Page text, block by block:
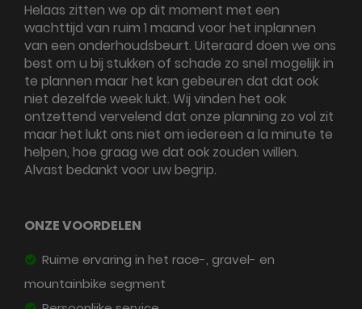
Helaas zitten we op dit moment met een
wachttijd van ruim 1 maand voor het inplannen
van een onderhoudsbeurt. Uiteraard doen we ons
best om u bij stukken of schade zo snel mogelijk in
te plannen maar het kan gebeuren dat dat ook
niet dezelfde week lukt. Wij vinden het ook
ontzettend vervelend dat onze planning zo vol zit
maar het lukt ons niet om iedereen a la minute te
helpen, hoe graag we dat ook zouden willen.
Alvast bedankt voor uw begrip.
ONZE VOORDELEN
Ruime ervaring in het race-, gravel- en
mountainbike segment